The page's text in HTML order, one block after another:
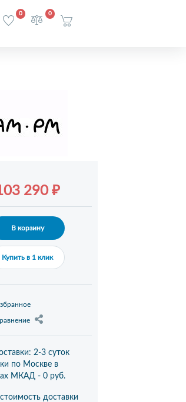
0 0
290 ₽
В корзину
Купить в 1 клик
2-3 суток
по Москве в
МКАД - 0 руб.
доставки